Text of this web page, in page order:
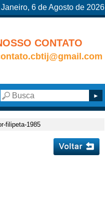
6 de Agosto de 2026
CONTATO
filipeta-1985